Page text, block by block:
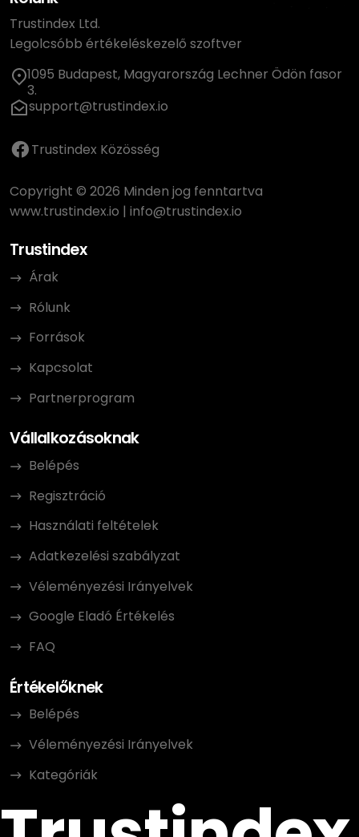
Trustindex Ltd.
Legolcsóbb értékeléskezelő szoftver
1095 Budapest, Magyarország Lechner Ödön fasor
3.
support@trustindex.io
Trustindex Közösség
Copyright © 2026 Minden jog fenntartva
www.trustindex.io | info@trustindex.io
Trustindex
Árak
Rólunk
Források
Kapcsolat
Partnerprogram
Vállalkozásoknak
Belépés
Regisztráció
Használati feltételek
Adatkezelési szabályzat
Véleményezési Irányelvek
Google Eladó Értékelés
FAQ
Értékelőknek
Belépés
Véleményezési Irányelvek
Kategóriák